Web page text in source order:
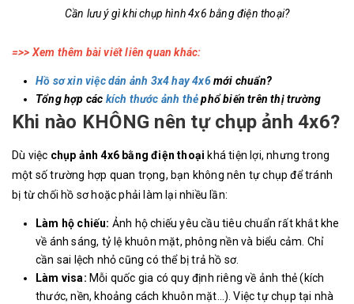
Cần lưu ý gì khi chụp hình 4x6 bằng điện thoại?
=>> Xem thêm bài viết liên quan khác:
Hồ sơ xin việc dán ảnh 3x4 hay 4x6mới chuẩn?
Tổng hợp các kích thước ảnh thẻphổ biến trên thị trường
Khi nào KHÔNG nên tự chụp ảnh 4x6?
Dù việc chụp ảnh 4x6 bằng điện thoại khá tiện lợi, nhưng trong
một số trường hợp quan trọng, bạn không nên tự chụp để tránh
bị từ chối hồ sơ hoặc phải làm lại nhiều lần:
Làm hộ chiếu: Ảnh hộ chiếu yêu cầu tiêu chuẩn rất khắt khe
về ánh sáng, tỷ lệ khuôn mặt, phông nền và biểu cảm. Chỉ
cần sai lệch nhỏ cũng có thể bị trả hồ sơ.
Làm visa: Mỗi quốc gia có quy định riêng về ảnh thẻ (kích
thước, nền, khoảng cách khuôn mặt…). Việc tự chụp tại nhà